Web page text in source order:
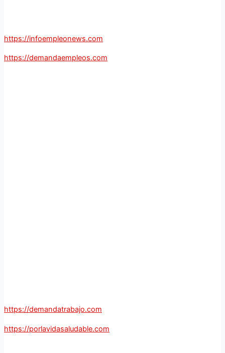
https://infoempleonews.com
https://demandaempleos.com
https://demandatrabajo.com
https://porlavidasaludable.com